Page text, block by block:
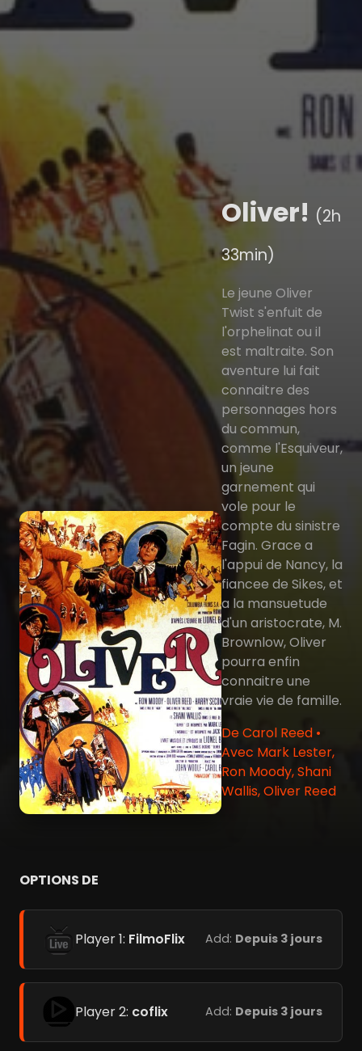
Oliver! (2h
33min)
Le jeune Oliver
Twist s'enfuit de
l'orphelinat ou il
est maltraite. Son
aventure lui fait
connaitre des
personnages hors
du commun,
comme l'Esquiveur,
un jeune
garnement qui
vole pour le
compte du sinistre
Fagin. Grace a
l'appui de Nancy, la
fiancee de Sikes, et
a la mansuetude
d'un aristocrate, M.
Brownlow, Oliver
pourra enfin
connaitre une
vraie vie de famille.
De Carol Reed •
Avec Mark Lester,
Ron Moody, Shani
Wallis, Oliver Reed
OPTIONS DE
Player 1: FilmoFlix Add: Depuis 3 jours
Player 2: coflix Add: Depuis 3 jours